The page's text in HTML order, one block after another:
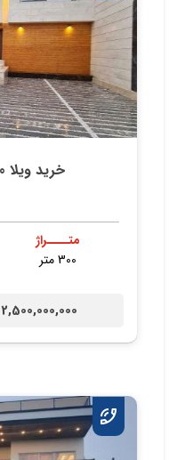
خرید ویلا 300 متری استخر دار
متــــراژ
300 متر
2,500,000,000 تومان /